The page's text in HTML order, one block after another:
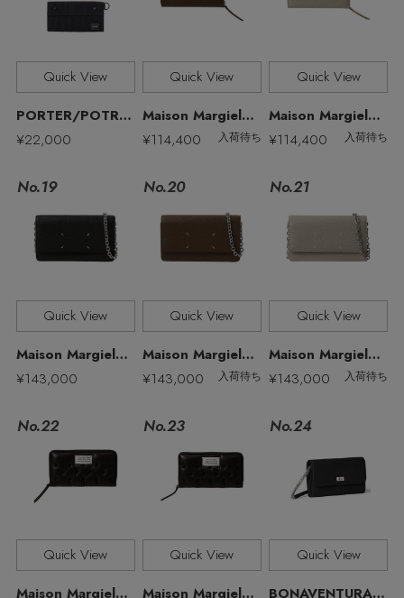
Stay inthe Loop
Quick View
PORTER/POTR/ポーター/ピー・オー・ティー・アール
¥22,000
Quick View
Maison Margiela/メゾン マルジェラ
¥114,400
入荷待ち
Quick View
Maison Margiela/メゾン マルジェラ
¥114,400
入荷待ち
No.19
Quick View
Maison Margiela/メゾン マルジェラ
¥143,000
No.20
Quick View
Maison Margiela/メゾン マルジェラ
¥143,000
入荷待ち
No.21
Quick View
Maison Margiela/メゾン マルジェラ
¥143,000
入荷待ち
No.22
Quick View
Maison Margiela/メゾン マルジェラ
No.23
Quick View
Maison Margiela/メゾン マルジェラ
No.24
Quick View
BONAVENTURA/ボナベンチュラ